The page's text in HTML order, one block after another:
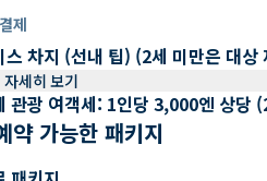
제
스 차지 (선내 팁) (2세 미만은 대상
자세히 보기
관광 여객세: 1인당 3,000엔 상당
약 가능한 패키지